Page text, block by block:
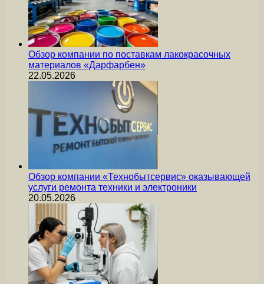
Обзор компании по поставкам лакокрасочных
материалов «Дарфарбен»
22.05.2026
Обзор компании «Технобытсервис» оказывающей
услуги ремонта техники и электроники
20.05.2026